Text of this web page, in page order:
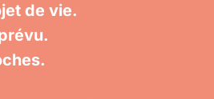
de vie.